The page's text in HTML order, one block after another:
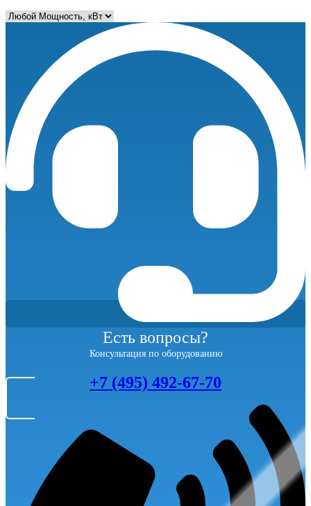
Есть вопросы?
Консультация по оборудованию
+7 (495) 492-67-70